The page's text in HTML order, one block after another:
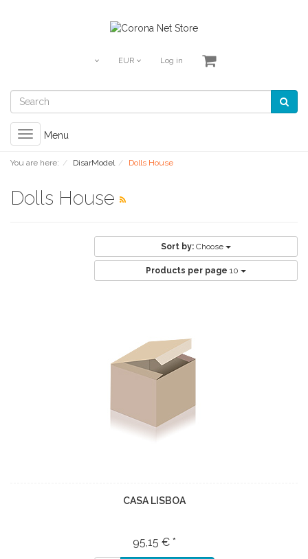
EUR Log in
Toggle
navigation
Menu
You are here: DisarModel Dolls House
Dolls House
Sort by: Choose
Products per page 10
CASA LISBOA
95,15 € *